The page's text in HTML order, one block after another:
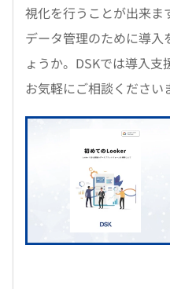
視化を行うことが出来ま
データ管理のために導
ょうか。DSKでは導入支
お気軽にご相談ください